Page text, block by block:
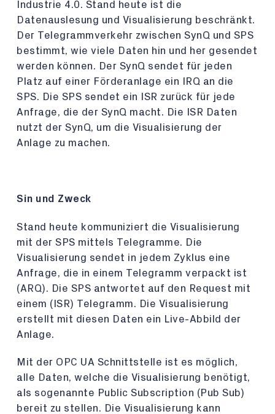
Industrie 4.0. Stand heute ist die
Datenauslesung und Visualisierung beschränkt.
Der Telegrammverkehr zwischen SynQ und SPS
bestimmt, wie viele Daten hin und her gesendet
werden können. Der SynQ sendet für jeden
Platz auf einer Förderanlage ein IRQ an die
SPS. Die SPS sendet ein ISR zurück für jede
Anfrage, die der SynQ macht. Die ISR Daten
nutzt der SynQ, um die Visualisierung der
Anlage zu machen.
Sin und Zweck
Stand heute kommuniziert die Visualisierung
mit der SPS mittels Telegramme. Die
Visualisierung sendet in jedem Zyklus eine
Anfrage, die in einem Telegramm verpackt ist
(ARQ). Die SPS antwortet auf den Request mit
einem (ISR) Telegramm. Die Visualisierung
erstellt mit diesen Daten ein Live-Abbild der
Anlage.
Mit der OPC UA Schnittstelle ist es möglich,
alle Daten, welche die Visualisierung benötigt,
als sogenannte Public Subscription (Pub Sub)
bereit zu stellen. Die Visualisierung kann